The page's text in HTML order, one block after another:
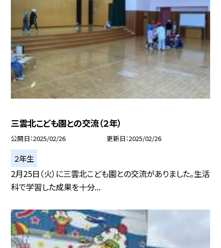
三雲北こども園との交流（２年）
公開日 2025/02/26 更新日 2025/02/26
２年生
2月25日（火）に三雲北こども園との交流がありました。生活
科で学習した成果を十分...